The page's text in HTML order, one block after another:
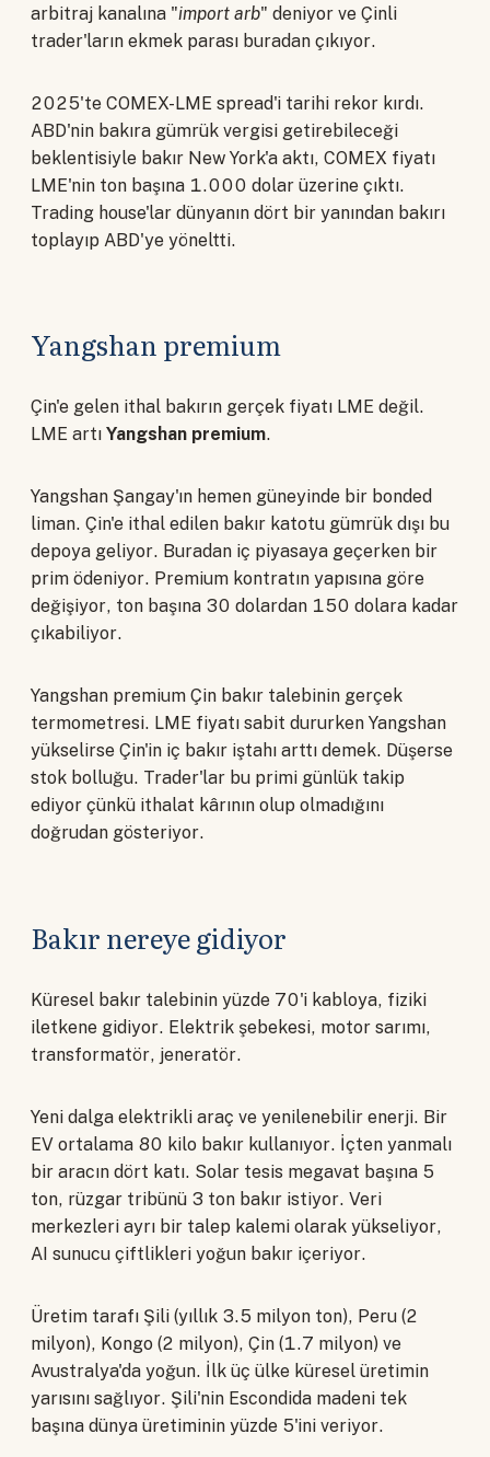
arbitraj kanalına "import arb" deniyor ve Çinli
trader'ların ekmek parası buradan çıkıyor.
2025'te COMEX-LME spread'i tarihi rekor kırdı.
ABD'nin bakıra gümrük vergisi getirebileceği
beklentisiyle bakır New York'a aktı, COMEX fiyatı
LME'nin ton başına 1.000 dolar üzerine çıktı.
Trading house'lar dünyanın dört bir yanından bakırı
toplayıp ABD'ye yöneltti.
Yangshan premium
Çin'e gelen ithal bakırın gerçek fiyatı LME değil.
LME artı Yangshan premium.
Yangshan Şangay'ın hemen güneyinde bir bonded
liman. Çin'e ithal edilen bakır katotu gümrük dışı bu
depoya geliyor. Buradan iç piyasaya geçerken bir
prim ödeniyor. Premium kontratın yapısına göre
değişiyor, ton başına 30 dolardan 150 dolara kadar
çıkabiliyor.
Yangshan premium Çin bakır talebinin gerçek
termometresi. LME fiyatı sabit dururken Yangshan
yükselirse Çin'in iç bakır iştahı arttı demek. Düşerse
stok bolluğu. Trader'lar bu primi günlük takip
ediyor çünkü ithalat kârının olup olmadığını
doğrudan gösteriyor.
Bakır nereye gidiyor
Küresel bakır talebinin yüzde 70'i kabloya, fiziki
iletkene gidiyor. Elektrik şebekesi, motor sarımı,
transformatör, jeneratör.
Yeni dalga elektrikli araç ve yenilenebilir enerji. Bir
EV ortalama 80 kilo bakır kullanıyor. İçten yanmalı
bir aracın dört katı. Solar tesis megavat başına 5
ton, rüzgar tribünü 3 ton bakır istiyor. Veri
merkezleri ayrı bir talep kalemi olarak yükseliyor,
AI sunucu çiftlikleri yoğun bakır içeriyor.
Üretim tarafı Şili (yıllık 3.5 milyon ton), Peru (2
milyon), Kongo (2 milyon), Çin (1.7 milyon) ve
Avustralya'da yoğun. İlk üç ülke küresel üretimin
yarısını sağlıyor. Şili'nin Escondida madeni tek
başına dünya üretiminin yüzde 5'ini veriyor.